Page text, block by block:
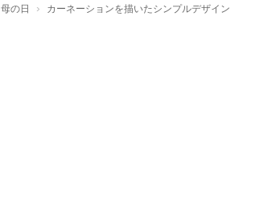
母の日 › カーネーションを描いたシンプルデザイン